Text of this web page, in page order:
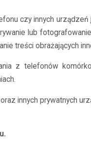
czy innych
lub
treści obrażających
z telefonów
innych prywatnych